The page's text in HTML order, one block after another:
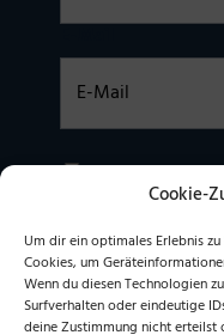
Cookie-
Um dir ein optimales Erlebnis
Cookies, um
Wenn du diesen Technologien
Surfverhalten oder eindeutige
deine Zustimmung nicht erteilst
genommen. Ich stimme
Einwilligung jederzeit für